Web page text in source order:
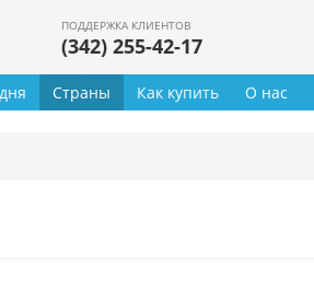
ПОДДЕРЖКА КЛИЕНТОВ
(342) 255-42-17
Страны Как купить О нас